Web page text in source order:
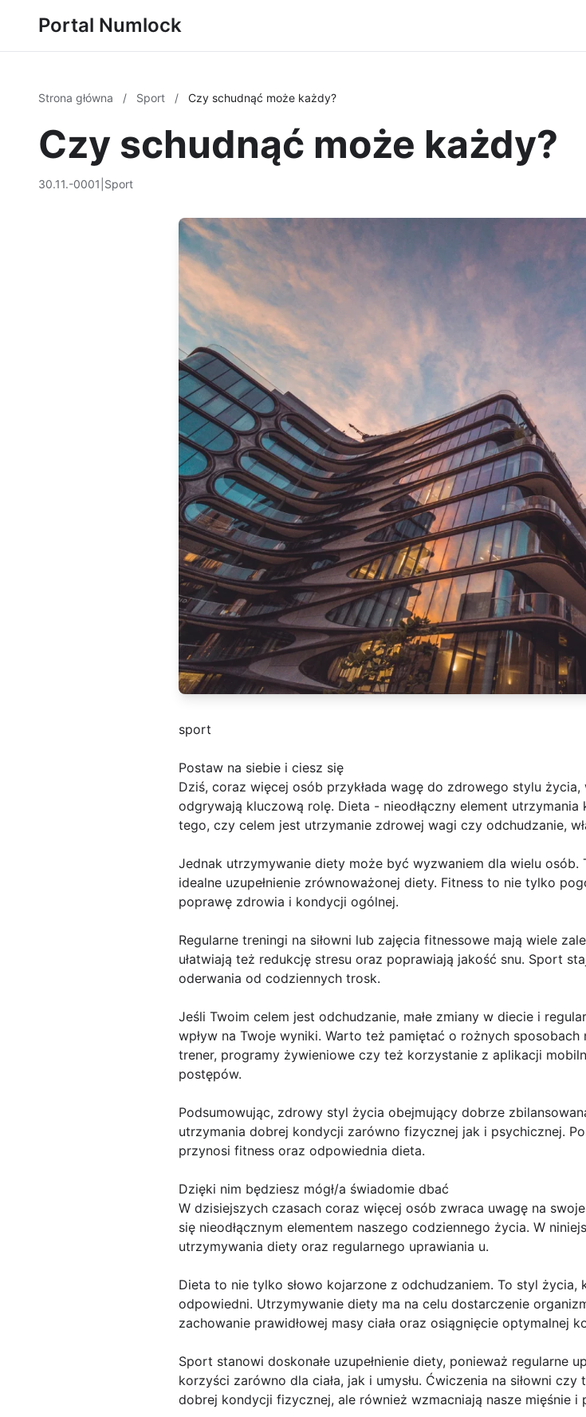
Portal Numlock
Strona główna / Sport / Czy schudnąć może każdy?
Czy schudnąć może każdy?
30.11.-0001 Sport
sport
Postaw na siebie i ciesz się
Dziś, coraz więcej osób przykłada wagę do zdrowego stylu
odgrywają kluczową rolę. Dieta - nieodłączny element
tego, czy celem jest utrzymanie zdrowej wagi czy odchudzanie,
Jednak utrzymywanie diety może być wyzwaniem dla wielu osób.
idealne uzupełnienie zrównoważonej diety. Fitness to nie tylko
poprawę zdrowia i kondycji ogólnej.
Regularne treningi na siłowni lub zajęcia fitnessowe mają wiele
ułatwiają też redukcję stresu oraz poprawiają jakość snu. Sport
oderwania od codziennych trosk.
Jeśli Twoim celem jest odchudzanie, małe zmiany w diecie i
wpływ na Twoje wyniki. Warto też pamiętać o rożnych
trener, programy żywieniowe czy też korzystanie z aplikacji
postępów.
Podsumowując, zdrowy styl życia obejmujący dobrze
utrzymania dobrej kondycji zarówno fizycznej jak i psychicznej.
przynosi fitness oraz odpowiednia dieta.
Dzięki nim będziesz mógł/a świadomie dbać
W dzisiejszych czasach coraz więcej osób zwraca uwagę na
się nieodłącznym elementem naszego codziennego życia. W
utrzymywania diety oraz regularnego uprawiania u.
Dieta to nie tylko słowo kojarzone z odchudzaniem. To styl
odpowiedni. Utrzymywanie diety ma na celu dostarczenie
zachowanie prawidłowej masy ciała oraz osiągnięcie optymalnej
Sport stanowi doskonałe uzupełnienie diety, ponieważ regularne
korzyści zarówno dla ciała, jak i umysłu. Ćwiczenia na siłowni
dobrej kondycji fizycznej, ale również wzmacniają nasze mięśnie i